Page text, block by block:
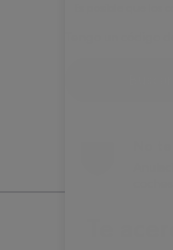
Es posible que los